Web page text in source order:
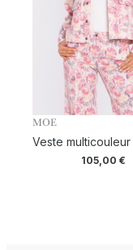
MOE
Veste multicouleur
105,00€